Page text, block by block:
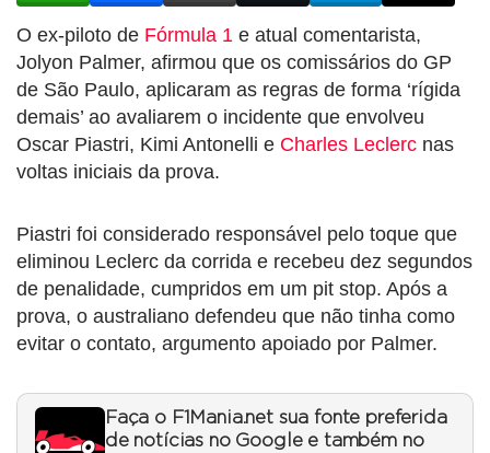
O ex-piloto de Fórmula 1 e atual comentarista,
Jolyon Palmer, afirmou que os comissários do GP
de São Paulo, aplicaram as regras de forma ‘rígida
demais’ ao avaliarem o incidente que envolveu
Oscar Piastri, Kimi Antonelli e Charles Leclerc nas
voltas iniciais da prova.
Piastri foi considerado responsável pelo toque que
eliminou Leclerc da corrida e recebeu dez segundos
de penalidade, cumpridos em um pit stop. Após a
prova, o australiano defendeu que não tinha como
evitar o contato, argumento apoiado por Palmer.
Faça o F1Mania.net sua fonte preferida
de notícias no Google e também no